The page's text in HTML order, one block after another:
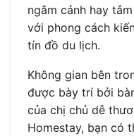
ngắm cảnh hay
với phong cách
tín đồ du lịch.
Không gian bên
được bày trí bởi
của chị chủ dễ
Homestay, bạn có